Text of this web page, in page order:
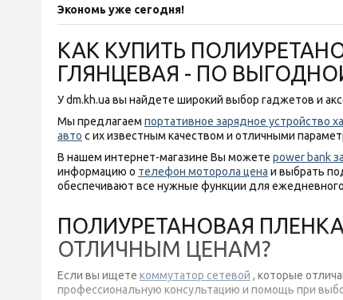
Экономь уже сегодня!
КАК КУПИТЬ
ГЛЯНЦЕВАЯ - ПО
У dm.kh.ua вы найдете широкий выбор гаджетов и
Мы предлагаем портативное зарядное устройство
авто с их известным качеством и отличными
В нашем интернет-магазине Вы можете power bank
информацию о телефон моторола цена и выбрать
обеспечивают все нужные функции для
ПОЛИУРЕТАНОВАЯ ПЛЕНКА
ОТЛИЧНЫМ ЦЕНАМ?
Если вы ищете коммутатор сетевой , которые
профессиональную консультацию и помощь при